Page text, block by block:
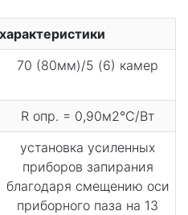
70 (80мм)/5 (6) камер
R опр. = 0,90м2°С/Вт
установка усиленных
приборов запирания
благодаря смещению оси
приборного паза на 13